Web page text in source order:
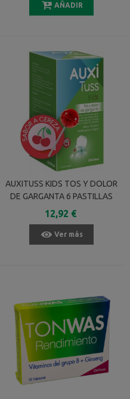
AÑADIR
AUXITUSS KIDS TOS Y DOLOR
DE GARGANTA 6 PASTILLAS
PARA CHUPAR SABOR CEREZA
12,92 €
Ver más